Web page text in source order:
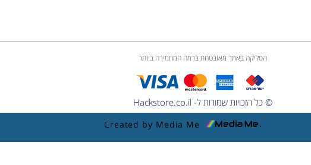
הסליקה באתר מאובטחת ברמה המחמירה ביותר
© כל הזכויות שמורות ל- Hackstore.co.il
Created by Media Me